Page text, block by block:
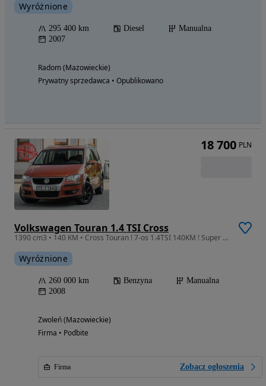
Wyróżnione
295 400 km Diesel
Manualna
2007
Radom (Mazowieckie)
Prywatny sprzedawca • Opublikowano
Volkswagen Touran 1.4 TSI Cross
1390 cm3 • 140 KM • Cross Touran ! 7-os 1.4TSI 140KM ! Super Stan !
Wyróżnione
260 000 km Benzyna
Manualna
2008
Zwoleń (Mazowieckie)
Firma • Podbite
Firma Zobacz ogłoszenia
18 700 PLN